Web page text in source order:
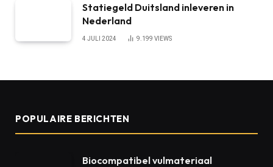
Statiegeld Duitsland inleveren in
Nederland
4 JULI 2024 9.199 VIEWS
POPULAIRE BERICHTEN
Biocompatibel vulmateriaal